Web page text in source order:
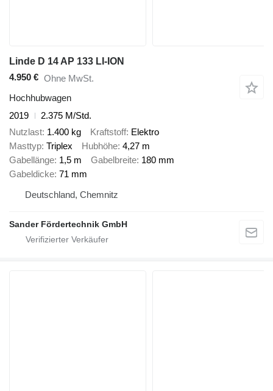
Linde D 14 AP 133 LI-ION
4.950 € Ohne MwSt.
Hochhubwagen
2019
2.375 M/Std.
Nutzlast 1.400 kg Kraftstoff Elektro
Masttyp Triplex Hubhöhe 4,27 m
Gabellänge 1,5 m Gabelbreite 180 mm
Gabeldicke 71 mm
Deutschland, Chemnitz
Sander Fördertechnik GmbH